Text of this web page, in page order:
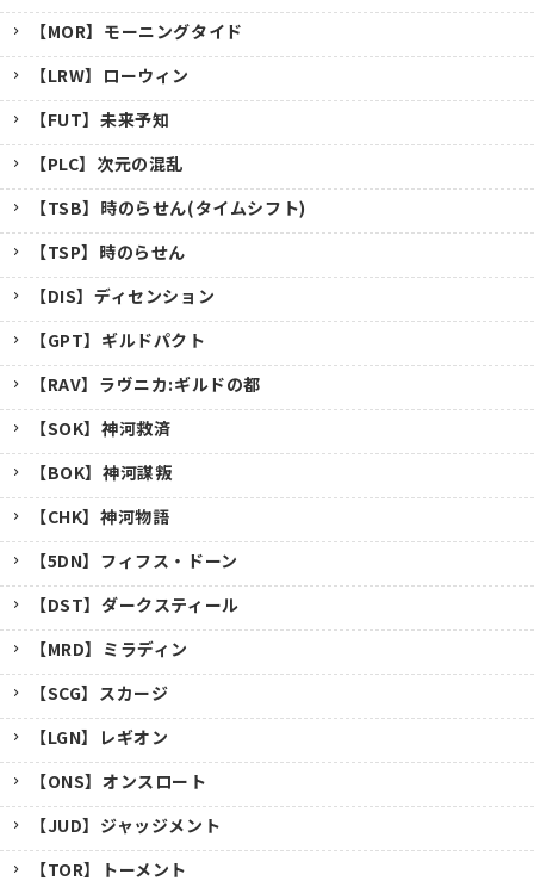
【MOR】モーニングタイド
【LRW】ローウィン
【FUT】未来予知
【PLC】次元の混乱
【TSB】時のらせん(タイムシフト)
【TSP】時のらせん
【DIS】ディセンション
【GPT】ギルドパクト
【RAV】ラヴニカ:ギルドの都
【SOK】神河救済
【BOK】神河謀叛
【CHK】神河物語
【5DN】フィフス・ドーン
【DST】ダークスティール
【MRD】ミラディン
【SCG】スカージ
【LGN】レギオン
【ONS】オンスロート
【JUD】ジャッジメント
【TOR】トーメント